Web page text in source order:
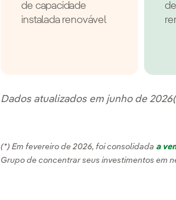
de capacidade
instalada renovável
Dados atualizados em junho de
(*) Em fevereiro de 2026, foi consolidada a
Grupo de concentrar seus investimentos em